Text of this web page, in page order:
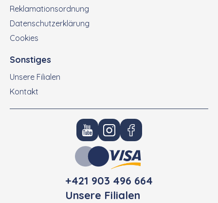
Reklamationsordnung
Datenschutzerklärung
Cookies
Sonstiges
Unsere Filialen
Kontakt
+421 903 496 664
Unsere Filialen